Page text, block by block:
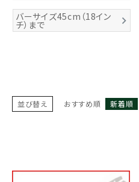
バーサイズ45cm（18イン
チ）まで
並び替え おすすめ順 新着順